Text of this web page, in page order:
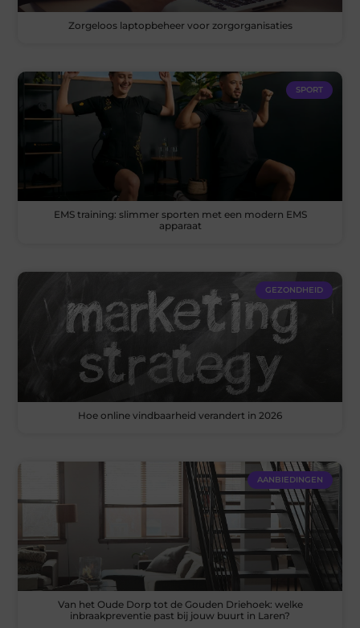
Zorgeloos laptopbeheer voor zorgorganisaties
SPORT
EMS training: slimmer sporten met een modern EMS
apparaat
GEZONDHEID
Hoe online vindbaarheid verandert in 2026
AANBIEDINGEN
Van het Oude Dorp tot de Gouden Driehoek: welke
inbraakpreventie past bij jouw buurt in Laren?